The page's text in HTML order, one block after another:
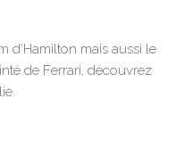
d’Hamilton mais aussi le
de Ferrari, découvrez